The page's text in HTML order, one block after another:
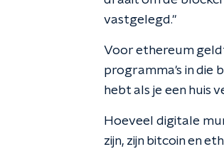
vastgelegd."
Voor ethereum
programma's in die
hebt als je een huis
Hoeveel digitale
zijn, zijn bitcoin en